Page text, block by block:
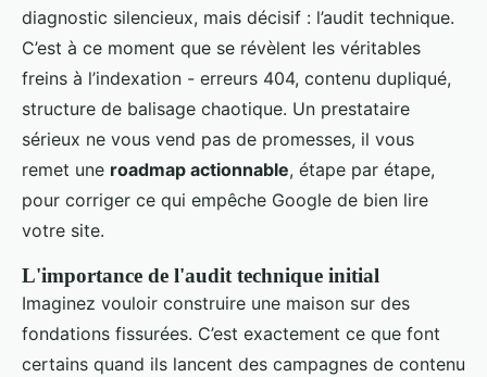
diagnostic silencieux, mais décisif : l’audit technique.
C’est à ce moment que se révèlent les véritables
freins à l’indexation - erreurs 404, contenu dupliqué,
structure de balisage chaotique. Un prestataire
sérieux ne vous vend pas de promesses, il vous
remet une roadmap actionnable, étape par étape,
pour corriger ce qui empêche Google de bien lire
votre site.
L'importance de l'audit technique initial
Imaginez vouloir construire une maison sur des
fondations fissurées. C’est exactement ce que font
certains quand ils lancent des campagnes de contenu